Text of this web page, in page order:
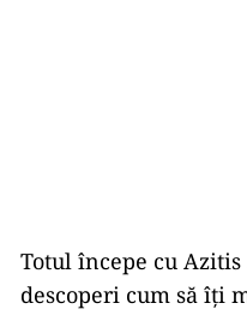
formează un stil
Cu timpul, vei simți